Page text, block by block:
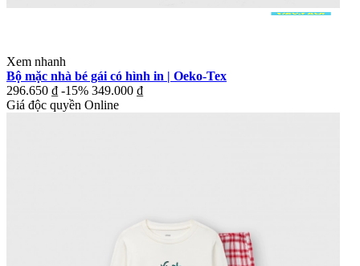
Xem nhanh
Bộ mặc nhà bé gái có hình in | Oeko-Tex
296.650 ₫ -15% 349.000 ₫
Giá độc quyền Online